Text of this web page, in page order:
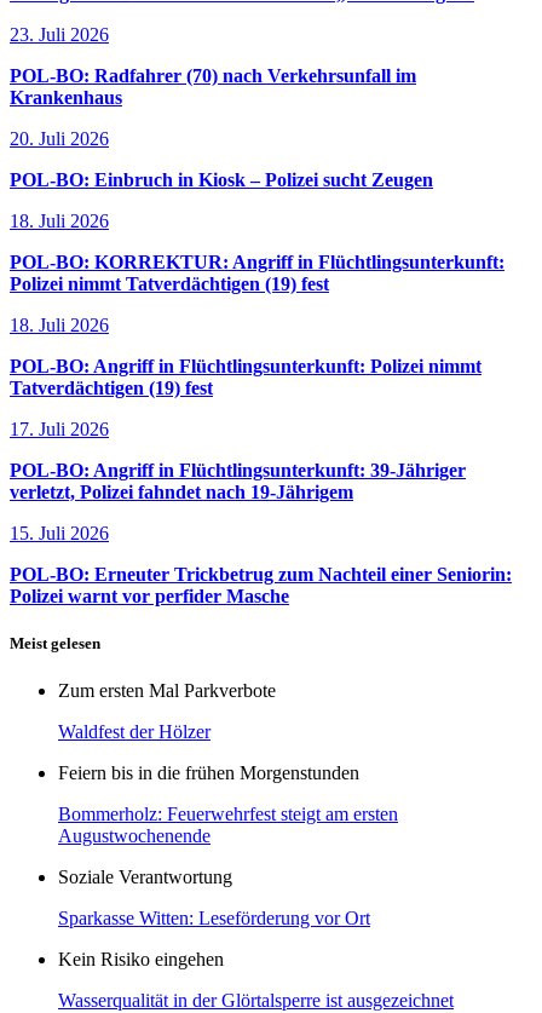
23. Juli 2026
POL-BO: Radfahrer (70) nach Verkehrsunfall im
Krankenhaus
20. Juli 2026
POL-BO: Einbruch in Kiosk – Polizei sucht Zeugen
18. Juli 2026
POL-BO: KORREKTUR: Angriff in Flüchtlingsunterkunft:
Polizei nimmt Tatverdächtigen (19) fest
18. Juli 2026
POL-BO: Angriff in Flüchtlingsunterkunft: Polizei nimmt
Tatverdächtigen (19) fest
17. Juli 2026
POL-BO: Angriff in Flüchtlingsunterkunft: 39-Jähriger
verletzt, Polizei fahndet nach 19-Jährigem
15. Juli 2026
POL-BO: Erneuter Trickbetrug zum Nachteil einer Seniorin:
Polizei warnt vor perfider Masche
Meist gelesen
Zum ersten Mal Parkverbote
Waldfest der Hölzer
Feiern bis in die frühen Morgenstunden
Bommerholz: Feuerwehrfest steigt am ersten
Augustwochenende
Soziale Verantwortung
Sparkasse Witten: Leseförderung vor Ort
Kein Risiko eingehen
Wasserqualität in der Glörtalsperre ist ausgezeichnet